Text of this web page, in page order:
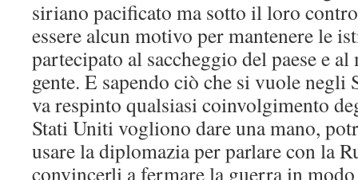
siriano pacificato ma sotto il loro
essere alcun motivo per mantenere le
partecipato al saccheggio del paese e al
gente. E sapendo ciò che si vuole
va respinto qualsiasi coinvolgimento
Stati Uniti vogliono dare una mano,
usare la diplomazia per parlare con la
convincerli a fermare la guerra in